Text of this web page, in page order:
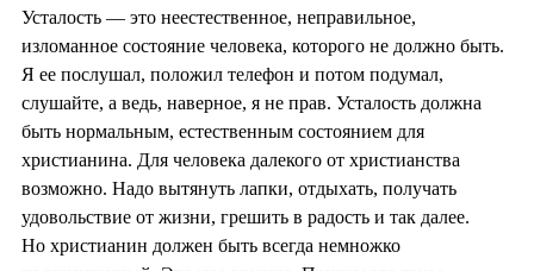
Усталость — это неестественное, неправильное,
изломанное состояние человека, которого не должно быть.
Я ее послушал, положил телефон и потом подумал,
слушайте, а ведь, наверное, я не прав. Усталость должна
быть нормальным, естественным состоянием для
христианина. Для человека далекого от христианства
возможно. Надо вытянуть лапки, отдыхать, получать
удовольствие от жизни, грешить в радость и так далее.
Но христианин должен быть всегда немножко